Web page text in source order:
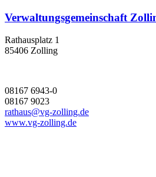
Verwaltungsgemeinschaft
Rathausplatz 1
85406 Zolling
08167 6943-0
08167 9023
rathaus@vg-zolling.de
www.vg-zolling.de